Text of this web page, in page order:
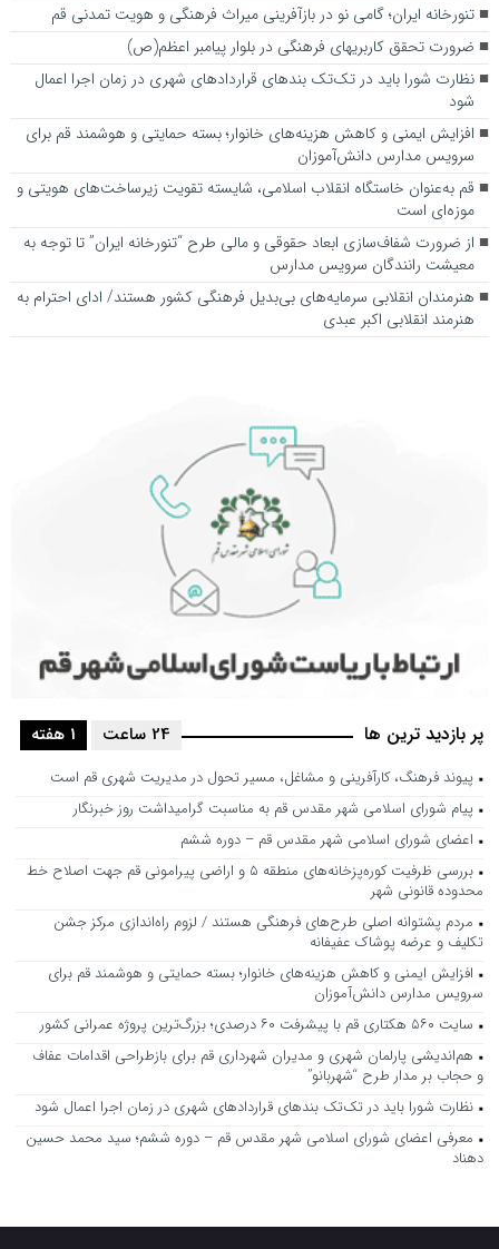
تنورخانه ایران؛ گامی نو در بازآفرینی میراث فرهنگی و هویت تمدنی قم
ضرورت تحقق کاربری­های فرهنگی در بلوار پیامبر اعظم(ص)
نظارت شورا باید در تک‌تک بندهای قراردادهای شهری در زمان اجرا اعمال
شود
افزایش ایمنی و کاهش هزینه‌های خانوار؛ بسته حمایتی و هوشمند قم برای
سرویس مدارس دانش‌آموزان
قم به‌عنوان خاستگاه انقلاب اسلامی، شایسته تقویت زیرساخت‌های هویتی و
موزه‌ای است
از ضرورت شفاف‌سازی ابعاد حقوقی و مالی طرح “تنورخانه ایران” تا توجه به
معیشت رانندگان سرویس مدارس
هنرمندان انقلابی سرمایه‌های بی‌بدیل فرهنگی کشور هستند/ ادای احترام به
هنرمند انقلابی اکبر عبدی
پر بازدید ترین ها 1 هفته 24 ساعت
پیوند فرهنگ، کارآفرینی و مشاغل، مسیر تحول در مدیریت شهری قم است
پیام شورای اسلامی شهر مقدس قم به مناسبت گرامیداشت روز خبرنگار
اعضای شورای اسلامی شهر مقدس قم – دوره ششم
بررسی ظرفیت کوره‌پزخانه‌های منطقه ۵ و اراضی پیرامونی قم جهت اصلاح خط
محدوده قانونی شهر
مردم پشتوانه اصلی طرح‌های فرهنگی هستند / لزوم راه‌اندازی مرکز جشن
تکلیف و عرضه پوشاک عفیفانه
افزایش ایمنی و کاهش هزینه‌های خانوار؛ بسته حمایتی و هوشمند قم برای
سرویس مدارس دانش‌آموزان
سایت ۵۶۰ هکتاری قم با پیشرفت ۶۰ درصدی؛ بزرگ‌ترین پروژه عمرانی کشور
هم‌اندیشی پارلمان شهری و مدیران شهرداری قم برای بازطراحی اقدامات عفاف
و حجاب بر مدار طرح “شهربانو”
نظارت شورا باید در تک‌تک بندهای قراردادهای شهری در زمان اجرا اعمال شود
معرفی اعضای شورای اسلامی شهر مقدس قم – دوره ششم؛ سید محمد حسین
دهناد